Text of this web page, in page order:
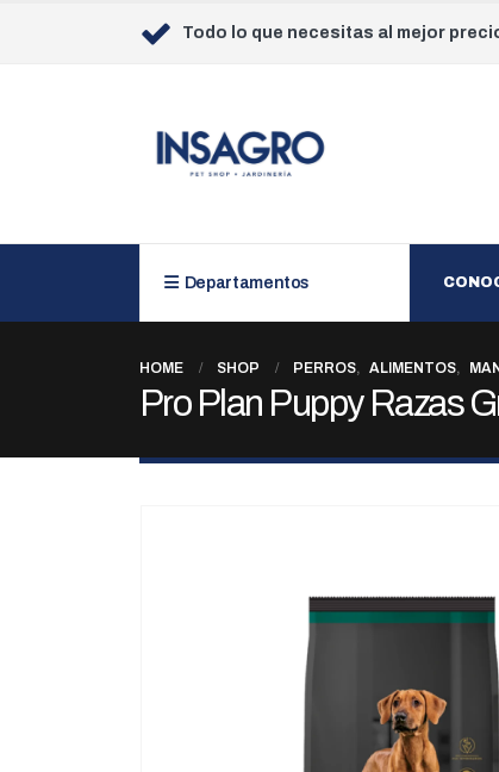
Todo lo que necesitas al mejor
Departamentos
HOME SHOP PERROS, ALIMENTOS,
Pro Plan Puppy Razas